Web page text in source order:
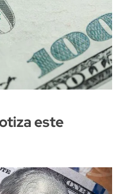
este